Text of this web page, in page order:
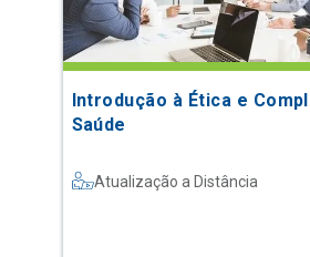
Introdução à Ética e
Saúde
Atualização a Distância